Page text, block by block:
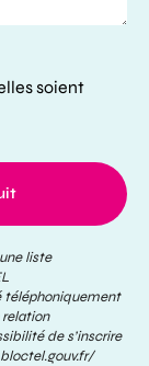
soient
liste
téléphoniquement
relation
de s’inscrire